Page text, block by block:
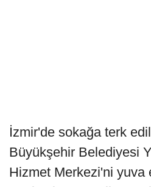
İzmir'de sokağa terk
Büyükşehir Belediyesi
Hizmet Merkezi'ni yuva